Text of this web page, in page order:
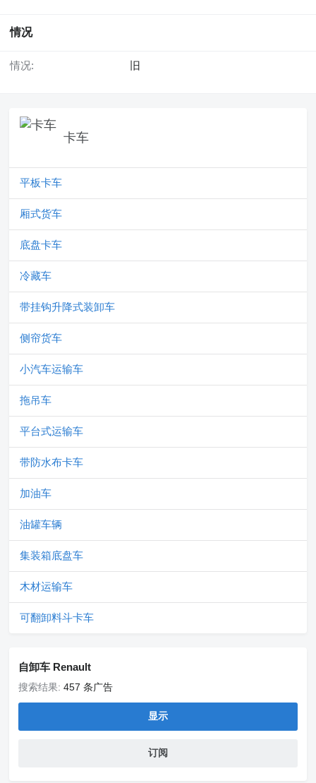
情况
情况: 旧
卡车
平板卡车
厢式货车
底盘卡车
冷藏车
带挂钩升降式装卸车
侧帘货车
小汽车运输车
拖吊车
平台式运输车
带防水布卡车
加油车
油罐车辆
集装箱底盘车
木材运输车
可翻卸料斗卡车
自卸车 Renault
搜索结果: 457 条广告
显示
订阅